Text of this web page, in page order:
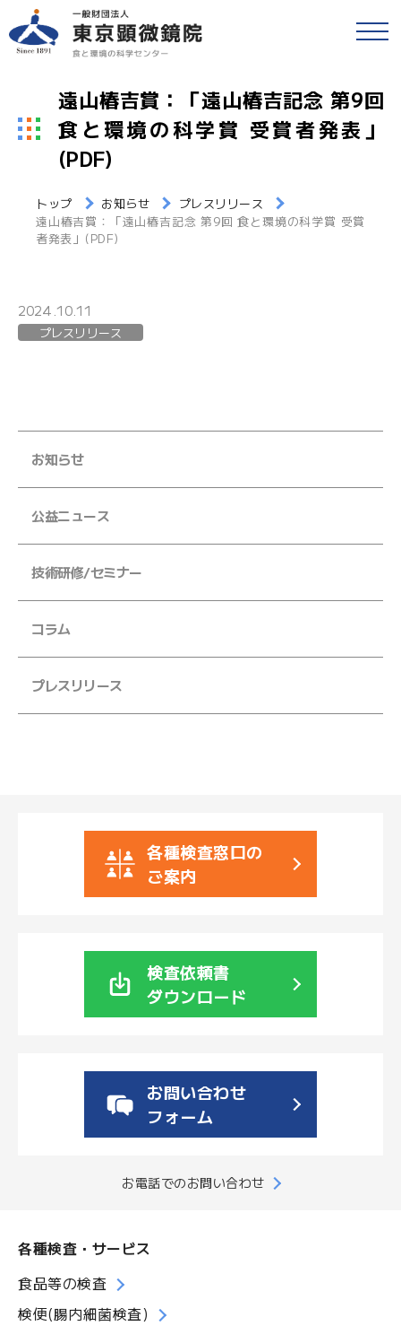
各種検査・サービス
戻る
食品等の検査
検便(腸内細菌検査)
簡易専用水道検査
各種検査窓口のご案内
衛生検査とHACCP
環境検査
JFS規格の監査・取得支援
各検査のご依頼用紙
アクセス
食と環境のコラム
検
口
の
査
大
ガ
ジ
遠山椿吉賞：「遠山椿吉記念 第9回
食と環境の科学賞 受賞者発表」
(PDF)
トップ お知らせ
プレスリリース
遠山椿吉賞：「遠山椿吉記念 第9回 食と環境の科学賞 受賞
者発表」(PDF)
2024.10.11
プレスリリース
お知らせ
公益ニュース
技術研修/セミナー
コラム
プレスリリース
各種検査窓口の
ご案内
検査依頼書
ダウンロード
お問い合わせ
フォーム
お電話でのお問い合わせ
各種検査・サービス
食品等の検査
検便(腸内細菌検査)